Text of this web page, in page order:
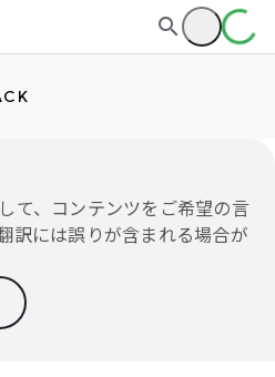
て、コンテンツをご希望の言
訳には誤りが含まれる場合が